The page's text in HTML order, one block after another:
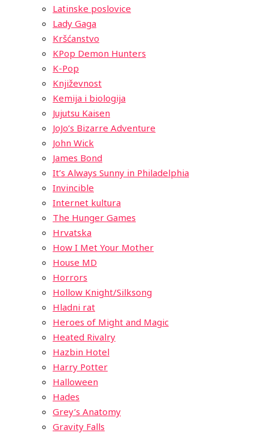
Latinske poslovice
Lady Gaga
Kršćanstvo
KPop Demon Hunters
K-Pop
Književnost
Kemija i biologija
Jujutsu Kaisen
JoJo’s Bizarre Adventure
John Wick
James Bond
It’s Always Sunny in Philadelphia
Invincible
Internet kultura
The Hunger Games
Hrvatska
How I Met Your Mother
House MD
Horrors
Hollow Knight/Silksong
Hladni rat
Heroes of Might and Magic
Heated Rivalry
Hazbin Hotel
Harry Potter
Halloween
Hades
Grey’s Anatomy
Gravity Falls